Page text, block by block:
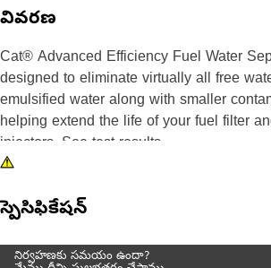
వివరణ
Cat® Advanced Efficiency Fuel Water
designed to eliminate virtually all free
emulsified water along with smaller
helping extend the life of your fuel filter
injectors. See test results.
which is why it's critical to protect your
our own facilities, we control the quality
స్పెసిఫికేషన్
నిర్వహణకు సమయం ఉందా?